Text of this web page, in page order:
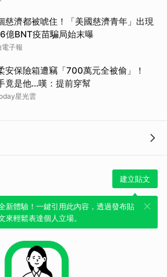
慈濟都被唬住！「美國慈濟青年」出現
億BNT疫苗騙局始末曝
電子報
安保險箱遭竊「700萬元全被偷」！
竟是他...嘆：提前穿幫
星光雲
建立貼文
新體驗！一鍵引用此內容，透過發布貼
來輕鬆表達個人立場。